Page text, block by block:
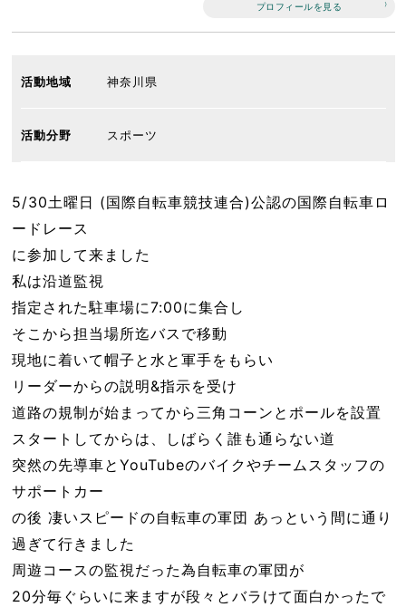
プロフィールを見る
活動地域 神奈川県
活動分野 スポーツ
5/30土曜日 (国際自転車競技連合)公認の国際自転車ロ
ードレース
に参加して来ました
私は沿道監視
指定された駐車場に7:00に集合し
そこから担当場所迄バスで移動
現地に着いて帽子と水と軍手をもらい
リーダーからの説明&指示を受け
道路の規制が始まってから三角コーンとポールを設置
スタートしてからは、しばらく誰も通らない道
突然の先導車とYouTubeのバイクやチームスタッフの
サポートカー
の後 凄いスピードの自転車の軍団 あっという間に通り
過ぎて行きました
周遊コースの監視だった為自転車の軍団が
20分毎ぐらいに来ますが段々とバラけて面白かったで